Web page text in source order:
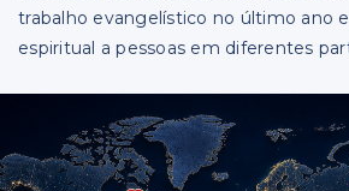
trabalho evangelístico no último ano
espiritual a pessoas em diferentes